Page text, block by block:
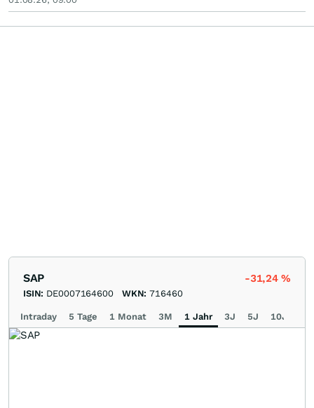
SAP -31,24%
ISIN: DE0007164600 WKN: 716460
Intraday 5 Tage 1 Monat 3M 1 Jahr 3J 5J 10J